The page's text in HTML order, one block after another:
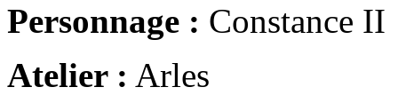
Personnage : Constance II
Atelier : Arles